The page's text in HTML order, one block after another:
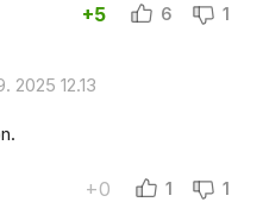
+5 6 1
2025 12.13
+0 1 1